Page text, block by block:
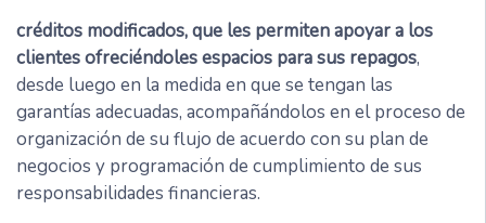
créditos modificados, que les permiten apoyar a los
clientes ofreciéndoles espacios para sus repagos,
desde luego en la medida en que se tengan las
garantías adecuadas, acompañándolos en el proceso de
organización de su flujo de acuerdo con su plan de
negocios y programación de cumplimiento de sus
responsabilidades financieras.